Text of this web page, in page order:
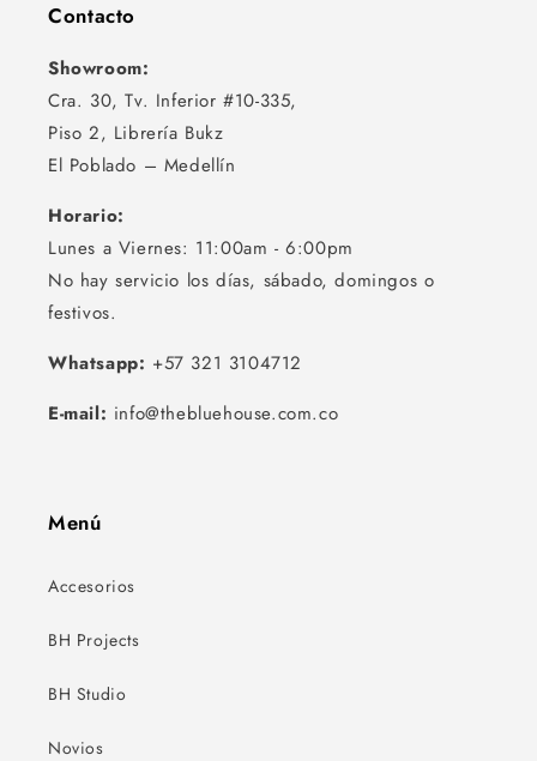
Contacto
Showroom:
Cra. 30, Tv. Inferior #10-335,
Piso 2, Librería Bukz
El Poblado – Medellín
Horario:
Lunes a Viernes: 11:00am - 6:00pm
No hay servicio los días, sábado, domingos o
festivos.
Whatsapp: +57 321 3104712
E-mail: info@thebluehouse.com.co
Menú
Accesorios
BH Projects
BH Studio
Novios